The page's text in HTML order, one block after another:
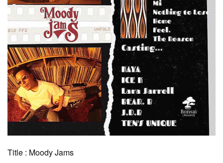
Title : Moody Jams